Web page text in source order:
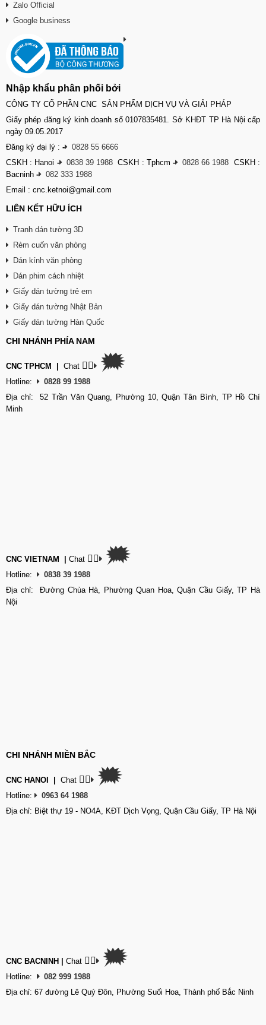
Zalo Official
Google business
Nhập khẩu phân phối bởi
CÔNG TY CỔ PHẦN CNC SẢN PHẨM DỊCH VỤ VÀ GIẢI PHÁP
Giấy phép đăng ký kinh doanh số 0107835481. Sở KHĐT TP Hà Nội cấp
ngày 09.05.2017
Đăng ký đại lý : -
0828 55 6666
CSKH : Hanoi - 0838 39 1988 CSKH : Tphcm- 0828 66 1988 CSKH :
Bacninh -
082 333 1988
Email : cnc.ketnoi@gmail.com
LIÊN KẾT HỮU ÍCH
Tranh dán tường 3D
Rèm cuốn văn phòng
Dán kính văn phòng
Dán phim cách nhiệt
Giấy dán tường trẻ em
Giấy dán tường Nhật Bản
Giấy dán tường Hàn Quốc
CHI NHÁNH PHÍA NAM
CNC TPHCM Chat 👉🏽 🗯
Hotline:
0828 99 1988
Địa chỉ: 52 Trần Văn Quang, Phường 10, Quận Tân Bình, TP Hồ Chí
Minh
CNC VIETNAM Chat 👉🏽 🗯
Hotline:
0838 39 1988
Địa chỉ: Đường Chùa Hà, Phường Quan Hoa, Quận Cầu Giấy, TP Hà
Nội
CHI NHÁNH MIỀN BẮC
CNC HANOI Chat 👉🏽 🗯
Hotline:
0963 64 1988
Địa chỉ: Biệt thự 19 - NO4A, KĐT Dịch Vọng, Quận Cầu Giấy, TP Hà Nội
CNC BACNINH Chat 👉🏽 🗯
Hotline:
082 999 1988
Địa chỉ: 67 đường Lê Quý Đôn, Phường Suối Hoa, Thành phố Bắc Ninh